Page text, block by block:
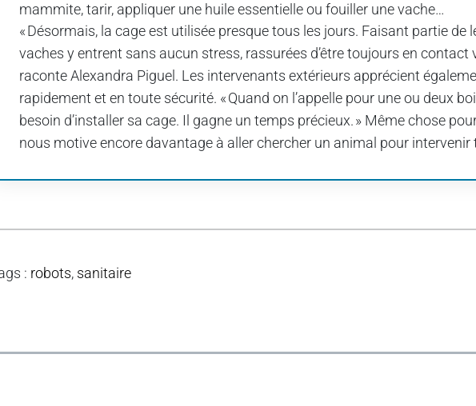
mammite, tarir, appliquer une huile essentielle ou fouiller une vache…
« Désormais, la cage est utilisée presque tous les jours. Faisant partie de
vaches y entrent sans aucun stress, rassurées d’être toujours en contact
raconte Alexandra Piguel. Les intervenants extérieurs apprécient
rapidement et en toute sécurité. « Quand on l’appelle pour une ou deux
besoin d’installer sa cage. Il gagne un temps précieux. » Même chose
nous motive encore davantage à aller chercher un animal pour intervenir
: robots, sanitaire